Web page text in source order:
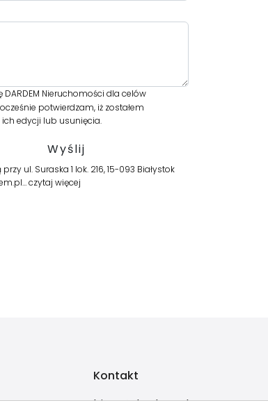
Nieruchomości dla celów
potwierdzam, iż zostałem
edycji lub usunięcia.
ul. Suraska 1 lok. 216, 15-093 Białystok
czytaj więcej
Kontakt